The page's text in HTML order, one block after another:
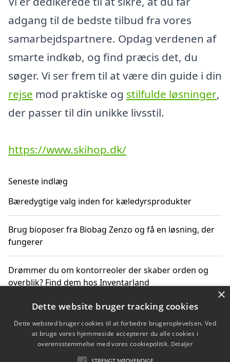
adgang til de bedste tilbud fra vores
samarbejdspartnere. Opdag verdenen af
smarte indkøb, og find præcis det, du
søger. Vi ser frem til at være din guide i din
rejse mod praktiske og stilfulde løsninger,
der passer til din unikke livsstil.
https://www.skihop.dk/
Seneste indlæg
Bæredygtige valg inden for kæledyrsprodukter
Brug bioposer fra Biobag Zenzo og få en løsning, der
fungerer
Drømmer du om kontorreoler der skaber orden og
overblik? Find dem hos Inventarland
Hvordan stjernetegn datoer og miljø påvirker dine
produktvalg
Bæredygtige gadgets til en grønnere hverdag
×
Dette website bruger tracking cookies
Dette websted bruger cookies til at forbedre brugeroplevelsen. Ved
at bruge vores hjemmeside accepterer du alle cookies i
overensstemmelse med vores cookiepolitik. Detaljer